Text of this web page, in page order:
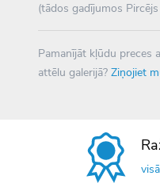
(tādos gadījumos
Pamanījāt kļūdu preces
attēlu galerijā? Ziņojiet